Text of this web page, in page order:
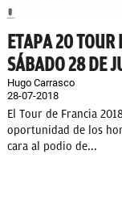
ETAPA 20 TOUR
SÁBADO 28 DE
Hugo Carrasco
28-07-2018
El Tour de Francia
oportunidad de los
cara al podio de...